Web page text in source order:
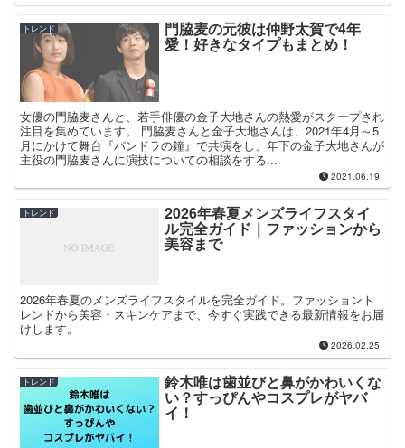
トレンド 門脇麦の元彼は仲野太賀で4年
愛！好きなタイプもまとめ！
女優の門脇麦さんと、若手俳優の金子大地さんの熱愛がスクープされ
注目を集めています。 門脇麦さんと金子大地さんは、2021年4月～5
月にかけて舞台『パンドラの鐘』で共演をし、年下の金子大地さんが
主役の門脇麦さんに演技についての相談をする...
2021.06.19
トレンド 2026年春夏メンズライフスタイ
ル完全ガイド｜ファッションから
美容まで
2026年春夏のメンズライフスタイルを完全ガイド。ファッショント
レンドから美容・スキンケアまで、今すぐ実践できる最新情報をお届
けします。
2026.02.25
トレンド 鈴木唯は歯並びと鼻がかわいくな
い？すっぴんやコスプレがヤバ
イ！